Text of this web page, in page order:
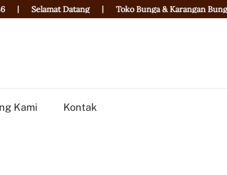
Datang | Toko Bunga & Karangan Bunga Terbaik di
Kami Kontak